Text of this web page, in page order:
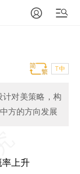
T中
对美策略，构
方的方向发展
上升